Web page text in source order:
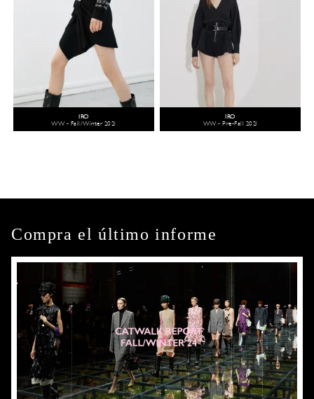
IRO
WW - Fall/Winter 2021
IRO
WW - Pre-Fall 2021
Compra el último informe